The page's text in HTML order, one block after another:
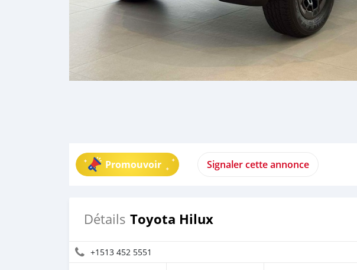
Promouvoir Signaler cette annonce
Détails Toyota Hilux
+1513 452 5551